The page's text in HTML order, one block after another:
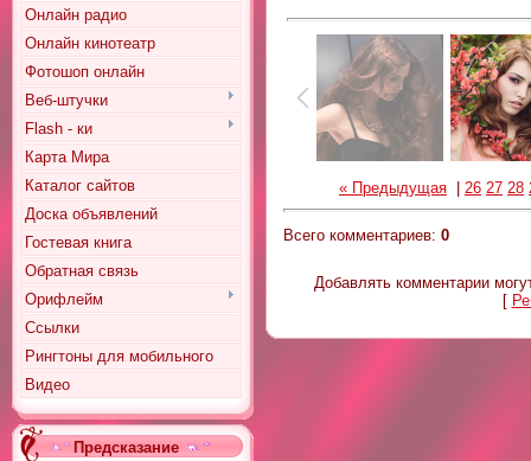
Онлайн радио
Онлайн кинотеатр
Фотошоп онлайн
Веб-штучки
Flash - ки
Карта Мира
Каталог сайтов
Доска объявлений
Гостевая книга
Обратная связь
Орифлейм
Ссылки
Рингтоны для мобильного
Видео
Предсказание
« Предыдущая 26 27 28
Всего комментариев: 0
Добавлять комментарии
[